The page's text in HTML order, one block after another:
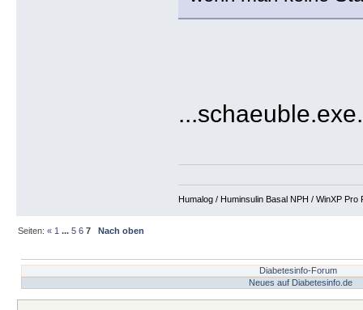
Humalog / Huminsulin Basal NPH / WinXP
Seiten:« 1 ...5 6 7 Nach oben
Diabetesinfo-Forum
Neues auf Diabetesinfo.de